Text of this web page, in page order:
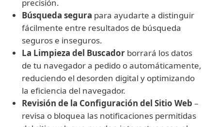
precisión.
Búsqueda segura para ayudarte a distinguir
fácilmente entre resultados de búsqueda
seguros e inseguros.
La Limpieza del Buscador borrará los datos
de tu navegador a pedido o automáticamente,
reduciendo el desorden digital y optimizando
la eficiencia del navegador.
Revisión de la Configuración del Sitio Web –
revisa o bloquea las notificaciones permitidas